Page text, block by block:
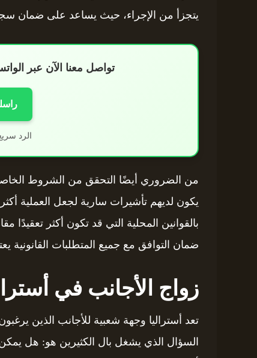
يتجزأ من الإجراء، حيث يساعد على ضمان
تواصل معنا الآن عبر
الرد
من الضروري أيضًا التحقق من الشروط الخاصة
يكون لديهم تأشيرات سارية لجعل العملية
بالقوانين المحلية التي قد تكون أكثر تعقيدًا
ضمان التوافق مع جميع المتطلبات القانونية
زواج الأجانب في
تعد أستراليا وجهة شعبية للأجانب الذين
السؤال الذي يشغل بال الكثيرين هو: هل يمكن